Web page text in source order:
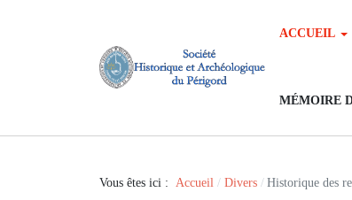
ACCUEIL
MÉMOIRE
Vous êtes ici : Accueil Divers Historique des